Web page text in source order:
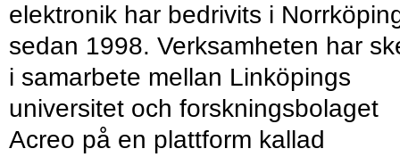
elektronik har bedrivits i
sedan 1998. Verksamheten har
i samarbete mellan Linköpings
universitet och forskningsbolaget
Acreo på en plattform kallad